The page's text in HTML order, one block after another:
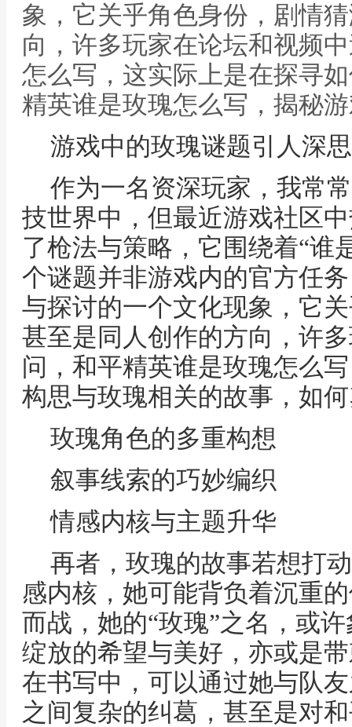
象，它关乎角色身份，剧情
向，许多玩家在论坛和视频
怎么写，这实际上是在探寻
精英谁是玫瑰怎么写，揭秘
游戏中的玫瑰谜题引人深思
作为一名资深玩家，我常
技世界中，但最近游戏社区
了枪法与策略，它围绕着“谁
个谜题并非游戏内的官方任
与探讨的一个文化现象，它
甚至是同人创作的方向，许
问，和平精英谁是玫瑰怎么
构思与玫瑰相关的故事，如
玫瑰角色的多重构想
叙事线索的巧妙编织
情感内核与主题升华
再者，玫瑰的故事若想打
感内核，她可能背负着沉重
而战，她的“玫瑰”之名，或
绽放的希望与美好，亦或是
在书写中，可以通过她与队
之间复杂的纠葛，甚至是对